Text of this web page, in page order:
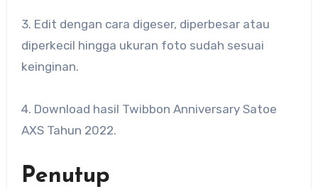
3. Edit dengan cara digeser, diperbesar atau
diperkecil hingga ukuran foto sudah sesuai
keinginan.
4. Download hasil Twibbon Anniversary Satoe
AXS Tahun 2022.
Penutup